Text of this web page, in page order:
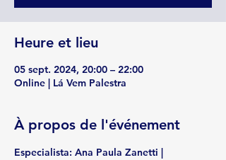
Heure et lieu
05 sept. 2024, 20:00 – 22:00
Online | Lá Vem Palestra
À propos de l'événement
Especialista: Ana Paula Zanetti |